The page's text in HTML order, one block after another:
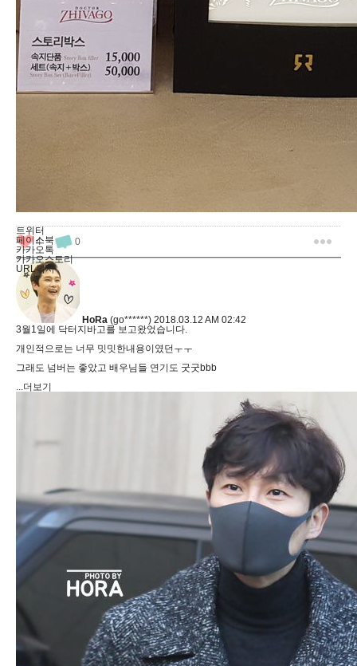
4 0
트위터
페이스북
카카오톡
카카오스토리
URL복사
HoRa (go******) 2018.03.12 AM 02:42
3월1일에 닥터지바고를 보고왔었습니다.
개인적으로는 너무 밋밋한내용이였던ㅜㅜ
그래도 넘버는 좋았고 배우님들 연기도 굿굿bbb
...더보기